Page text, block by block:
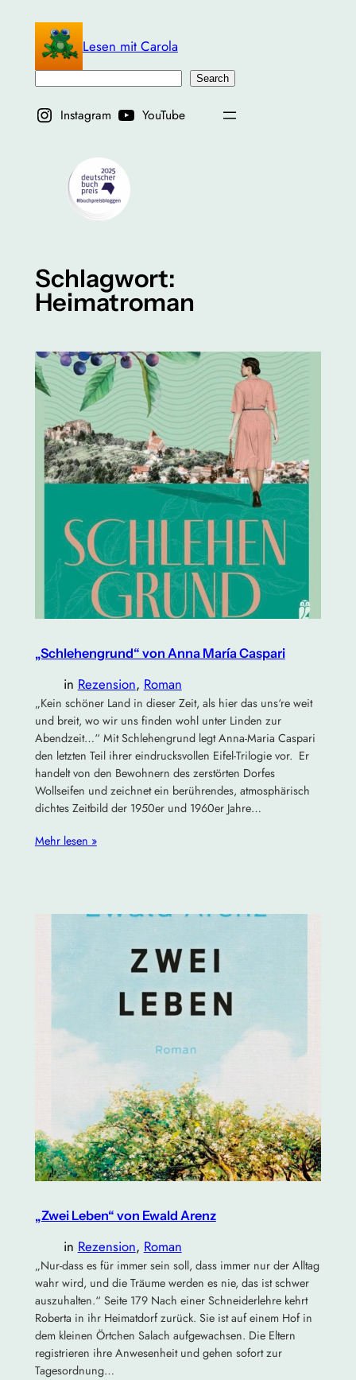
springen
Lesen mit Carola
Search
Instagram YouTube
Schlagwort:
Heimatroman
„Schlehengrund“ von Anna María Caspari
in Rezension, Roman
„Kein schöner Land in dieser Zeit, als hier das uns‘re weit
und breit, wo wir uns finden wohl unter Linden zur
Abendzeit…“ Mit Schlehengrund legt Anna-Maria Caspari
den letzten Teil ihrer eindrucksvollen Eifel-Trilogie vor. Er
handelt von den Bewohnern des zerstörten Dorfes
Wollseifen und zeichnet ein berührendes, atmosphärisch
dichtes Zeitbild der 1950er und 1960er Jahre…
Mehr lesen »
„Zwei Leben“ von Ewald Arenz
in Rezension, Roman
„Nur-dass es für immer sein soll, dass immer nur der Alltag
wahr wird, und die Träume werden es nie, das ist schwer
auszuhalten.“ Seite 179 Nach einer Schneiderlehre kehrt
Roberta in ihr Heimatdorf zurück. Sie ist auf einem Hof in
dem kleinen Örtchen Salach aufgewachsen. Die Eltern
registrieren ihre Anwesenheit und gehen sofort zur
Tagesordnung…